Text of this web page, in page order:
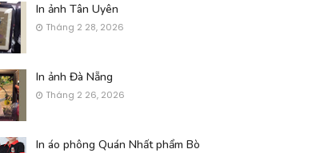
In ảnh Tân Uyên
Tháng 2 28, 2026
In ảnh Đà Nẵng
Tháng 2 26, 2026
In áo phông Quán Nhất phẩm Bò